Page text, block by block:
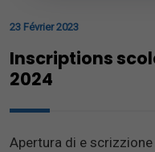
23 Février 2023
Inscriptions
2024
Apertura di e